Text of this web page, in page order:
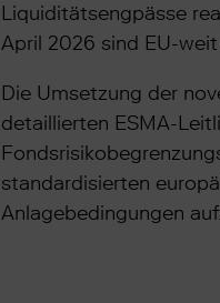
Liquiditätsengpässe
April 2026 sind EU-
Die Umsetzung der
detaillierten ESMA-
standardisierten
Anlagebedingungen